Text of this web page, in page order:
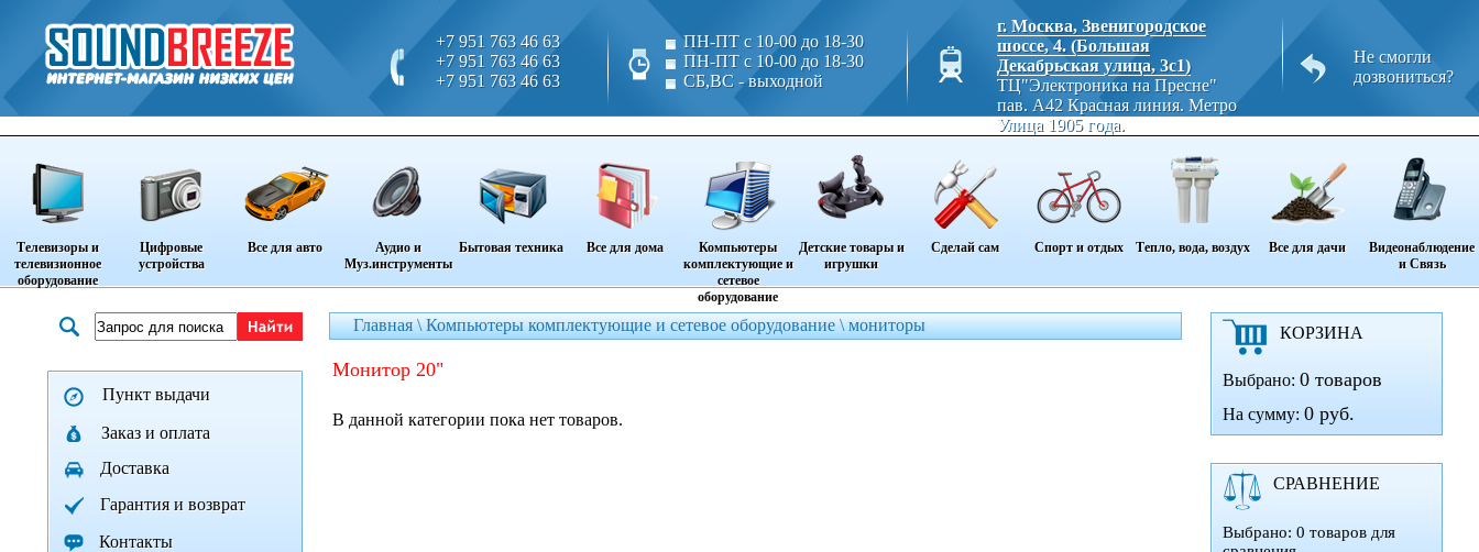
+7 951 763 46 63
+7 951 763 46 63
+7 951 763 46 63
ПН-ПТ с 10-00 до 18-30
ПН-ПТ с 10-00 до 18-30
СБ,ВС - выходной
г. Москва, Звенигородское
шоссе, 4. (Большая
Декабрьская улица, 3с1)
ТЦ"Электроника на Пресне"
пав. A42 Красная линия. Метро
Улица 1905 года.
Не смогли
дозвониться?
Телевизоры и
телевизионное
оборудование
Цифровые
устройства
Все для авто
Аудио и
Муз.инструменты
Бытовая техника Все для дома
Компьютеры
комплектующие и
сетевое
оборудование
Детские товары и
игрушки
Сделай сам Спорт и отдых Тепло, вода, воздух Все для дачи
Видеонаблюдение
и Связь
Пункт выдачи
Заказ и оплата
Доставка
Гарантия и возврат
Контакты
Главная \Компьютеры комплектующие и сетевое оборудование \мониторы
монитор 20"
В данной категории пока нет товаров.
КОРЗИНА
Выбрано: 0 товаров
На сумму: 0 руб.
СРАВНЕНИЕ
Выбрано: 0 товаров для